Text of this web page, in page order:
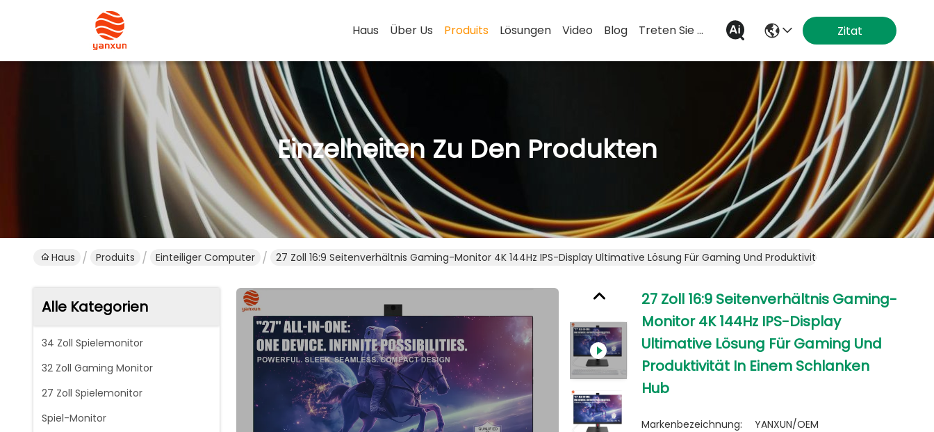
Haus Über Us Produits Lösungen Video Blog Treten Sie Mit Uns In Verbindung Zitat
Einzelheiten Zu Den Produkten
Haus Produits Einteiliger Computer 27 Zoll 16:9 Seitenverhältnis Gaming-Monitor 4K 144Hz IPS-Display Ultimative Lösung Für Gaming Und Produktivität In Einem Schlanken
Alle Kategorien
34 Zoll Spielemonitor
32 Zoll Gaming Monitor
27 Zoll Spielemonitor
Spiel-Monitor
27 Zoll 16:9 Seitenverhältnis Gaming-
Monitor 4K 144Hz IPS-Display
Ultimative Lösung Für Gaming Und
Produktivität In Einem Schlanken
Hub
Markenbezeichnung: YANXUN/OEM